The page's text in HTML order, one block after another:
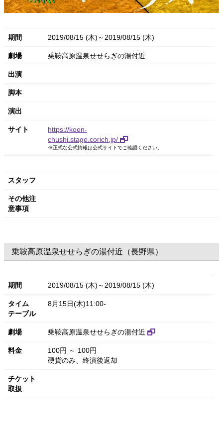
期間 2019/08/15 (木)～2019/08/15 (木)
劇場 乗鞍高原温泉せせらぎの湯付近
出演
脚本
演出
サイト
https://koen-
chushi.stage.corich.jp/
※正式な公式情報は公式サイトでご確認ください。
スタッフ
その他注
意事項
乗鞍高原温泉せせらぎの湯付近（長野県）
期間 2019/08/15 (木)～2019/08/15 (木)
タイム
テーブル
8月15日(木)11:00-
劇場 乗鞍高原温泉せせらぎの湯付近
料金
100円 ～ 100円
硬貨のみ、終演後返却
チケット
取扱